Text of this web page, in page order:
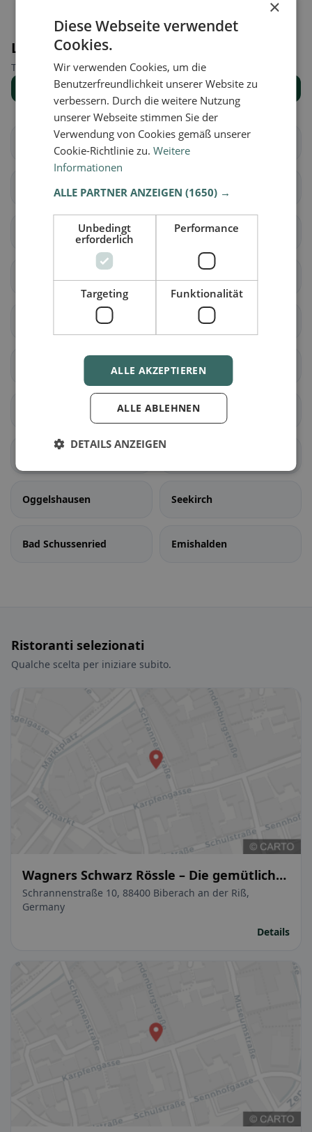
Luoghi nelle vicinanze
Trova il luogo giusto per la tua ricerca di ristoranti.
Mostra tutti i luoghi
Allmannsweiler Bad Saulgau
Birkhof Bahnstock
Biberach an der Riß scholterhaus
Steinhausen an der
Rottum
Dürnau
Moosburg
Alleshausen
Oggelshausen Seekirch
Bad Schussenried Emishalden
Ristoranti selezionati
Qualche scelta per iniziare subito.
Wagners Schwarz Rössle – Die gemütliche
Stube
Schrannenstraße 10, 88400 Biberach an der Riß,
Germany
Details
×
Diese Webseite verwendet
Cookies.
Wir verwenden Cookies, um die
Benutzerfreundlichkeit unserer Website zu
verbessern. Durch die weitere Nutzung
unserer Webseite stimmen Sie der
Verwendung von Cookies gemäß unserer
Cookie-Richtlinie zu.Weitere
Informationen
ALLE PARTNER ANZEIGEN(1650) →
Unbedingt
erforderlich
Performance
Targeting Funktionalität
ALLE AKZEPTIEREN
ALLE ABLEHNEN
DETAILS ANZEIGEN